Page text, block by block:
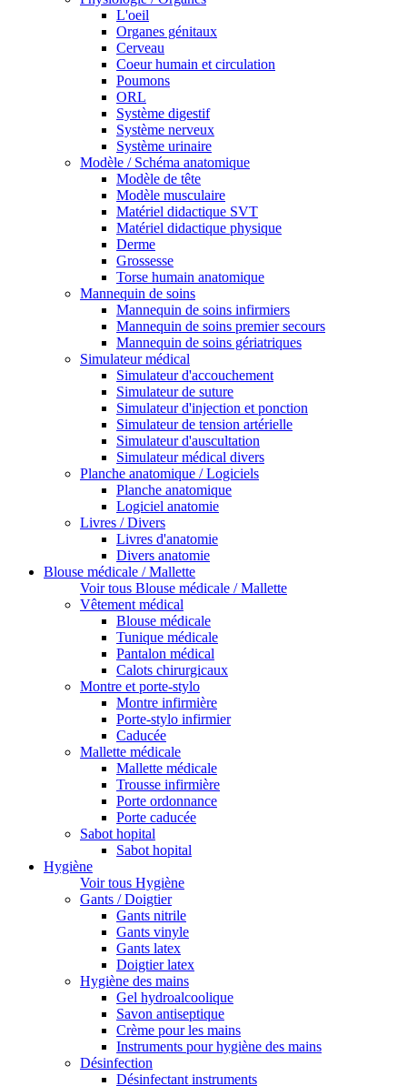
L'oeil
Organes génitaux
Cerveau
Coeur humain et circulation
Poumons
ORL
Système digestif
Système nerveux
Système urinaire
Modèle / Schéma anatomique
Modèle de tête
Modèle musculaire
Matériel didactique SVT
Matériel didactique physique
Derme
Grossesse
Torse humain anatomique
Mannequin de soins
Mannequin de soins infirmiers
Mannequin de soins premier secours
Mannequin de soins gériatriques
Simulateur médical
Simulateur d'accouchement
Simulateur de suture
Simulateur d'injection et ponction
Simulateur de tension artérielle
Simulateur d'auscultation
Simulateur médical divers
Planche anatomique / Logiciels
Planche anatomique
Logiciel anatomie
Livres / Divers
Livres d'anatomie
Divers anatomie
Blouse médicale / Mallette
Voir tous Blouse médicale / Mallette
Vêtement médical
Blouse médicale
Tunique médicale
Pantalon médical
Calots chirurgicaux
Montre et porte-stylo
Montre infirmière
Porte-stylo infirmier
Caducée
Mallette médicale
Mallette médicale
Trousse infirmière
Porte ordonnance
Porte caducée
Sabot hopital
Sabot hopital
Hygiène
Voir tous Hygiène
Gants / Doigtier
Gants nitrile
Gants vinyle
Gants latex
Doigtier latex
Hygiène des mains
Gel hydroalcoolique
Savon antiseptique
Crème pour les mains
Instruments pour hygiène des mains
Désinfection
Désinfectant instruments